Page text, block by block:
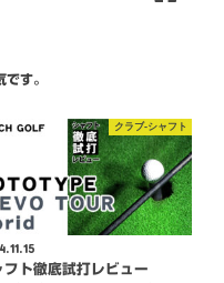
す。
クラブ-シャフト
フト徹底試打レビュー